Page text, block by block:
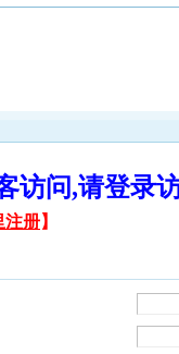
访问,请登
注册】